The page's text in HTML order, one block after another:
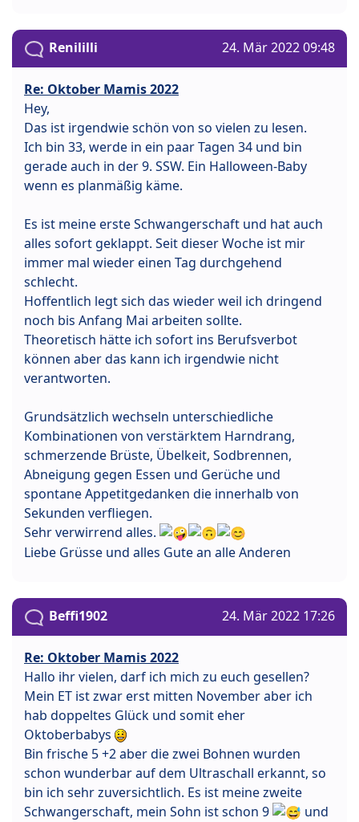
Renililli 24. Mär 2022 09:48
Re: Oktober Mamis 2022
Hey,
Das ist irgendwie schön von so vielen zu lesen.
Ich bin 33, werde in ein paar Tagen 34 und bin
gerade auch in der 9. SSW. Ein Halloween-Baby
wenn es planmäßig käme.
Es ist meine erste Schwangerschaft und hat auch
alles sofort geklappt. Seit dieser Woche ist mir
immer mal wieder einen Tag durchgehend
schlecht.
Hoffentlich legt sich das wieder weil ich dringend
noch bis Anfang Mai arbeiten sollte.
Theoretisch hätte ich sofort ins Berufsverbot
können aber das kann ich irgendwie nicht
verantworten.
Grundsätzlich wechseln unterschiedliche
Kombinationen von verstärktem Harndrang,
schmerzende Brüste, Übelkeit, Sodbrennen,
Abneigung gegen Essen und Gerüche und
spontane Appetitgedanken die innerhalb von
Sekunden verfliegen.
Sehr verwirrend alles.
Liebe Grüsse und alles Gute an alle Anderen
Beffi1902 24. Mär 2022 17:26
Re: Oktober Mamis 2022
Hallo ihr vielen, darf ich mich zu euch gesellen?
Mein ET ist zwar erst mitten November aber ich
hab doppeltes Glück und somit eher
Oktoberbabys
Bin frische 5 +2 aber die zwei Bohnen wurden
schon wunderbar auf dem Ultraschall erkannt, so
bin ich sehr zuversichtlich. Es ist meine zweite
Schwangerschaft, mein Sohn ist schon 9
und